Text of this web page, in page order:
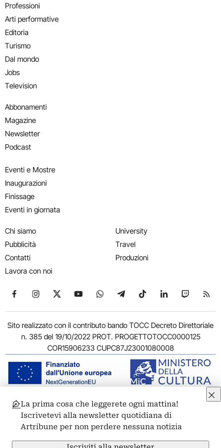
Professioni
Arti performative
Editoria
Turismo
Dal mondo
Jobs
Television
Abbonamenti
Magazine
Newsletter
Podcast
Eventi e Mostre
Inaugurazioni
Finissage
Eventi in giornata
Chi siamo
Pubblicità
Contatti
Lavora con noi
University
Travel
Produzioni
Seguici su Facebook
Seguici su Instagram
Seguici su X
Seguici su YouTube
Seguici su WhatsApp
Seguici su Telegram
Seguici su TikTok
Seguici su
Seguici
Sito realizzato con il contributo bando TOCC Decreto Direttoriale
n. 385 del 19/10/2022 PROT. PROGETTOTOCC0000125
COR15906233 CUPC87J23001080008
© 2011-2026 ARTRIBUNE srl – Corso Vittorio Emanuele II, 287 –
00186 Roma - P.I. 11381581005
Privacy: Responsabile della protezione dei dati personali
ARTRIBUNE srl – Corso Vittorio Emanuele II, 287 – 00186 Roma
La prima cosa che leggerete ogni mattina!
Iscrivetevi alla newsletter quotidiana di
Artribune per non perdere nessuna notizia